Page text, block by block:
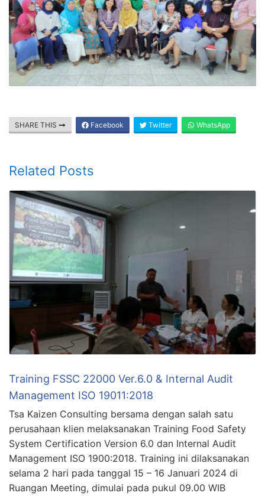
SHARE THIS Facebook Twitter WhatsApp
Related Posts
Training FSSC 22000 Ver.6.0 & Internal Audit
Management ISO 19011:2018
Tsa Kaizen Consulting bersama dengan salah satu
perusahaan klien melaksanakan Training Food Safety
System Certification Version 6.0 dan Internal Audit
Management ISO 1900:2018. Training ini dilaksanakan
selama 2 hari pada tanggal 15 – 16 Januari 2024 di
Ruangan Meeting, dimulai pada pukul 09.00 WIB